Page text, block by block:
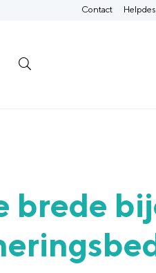
Contact
brede